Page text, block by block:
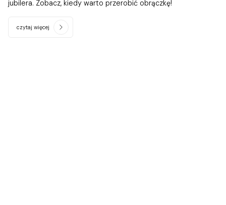
jubilera. Zobacz, kiedy warto przerobić obrączkę!
czytaj więcej